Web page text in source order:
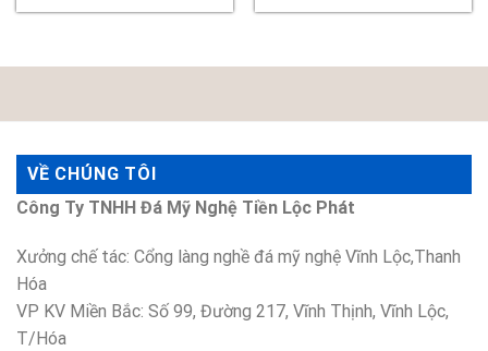
VỀ CHÚNG TÔI
Công Ty TNHH Đá Mỹ Nghệ Tiền Lộc Phát
Xưởng chế tác: Cổng làng nghề đá mỹ nghệ Vĩnh Lộc,Thanh
Hóa
VP KV Miền Bắc: Số 99, Đường 217, Vĩnh Thịnh, Vĩnh Lộc,
T/Hóa